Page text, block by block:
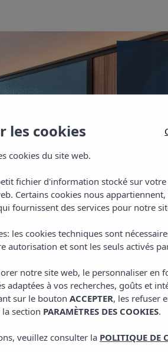
Les
et de
les cookies
cookies du site web.
fichier d'information stocké sur
Certains cookies nous
fournissent des services pour notre
les cookies techniques sont
autorisation et sont les seuls activés
notre site web, le personnaliser en
à vos recherches, goûts et
sur le bouton ACCEPTER, les refuser
section PARAMÈTRES DES COOKIES.
veuillez consulter la POLITIQUE DE